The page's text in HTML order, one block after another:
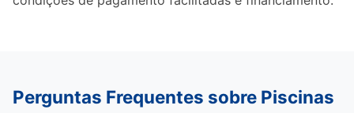
Perguntas Frequentes sobre Piscinas